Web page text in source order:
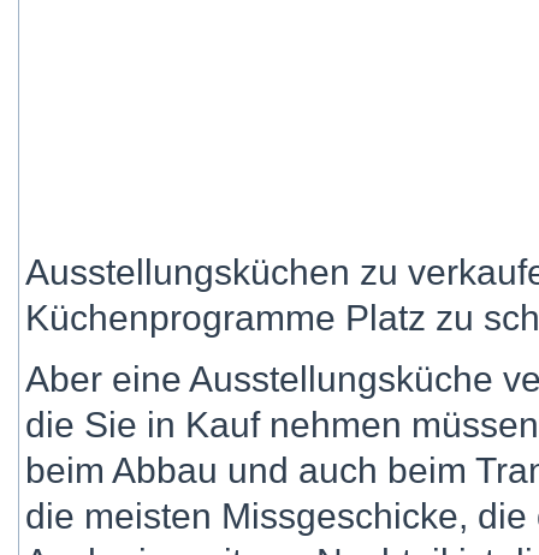
Ausstellungsküchen zu
Küchenprogramme Platz zu
Aber eine Ausstellungsküche
die Sie in Kauf nehmen
beim Abbau und auch beim
die meisten Missgeschicke,